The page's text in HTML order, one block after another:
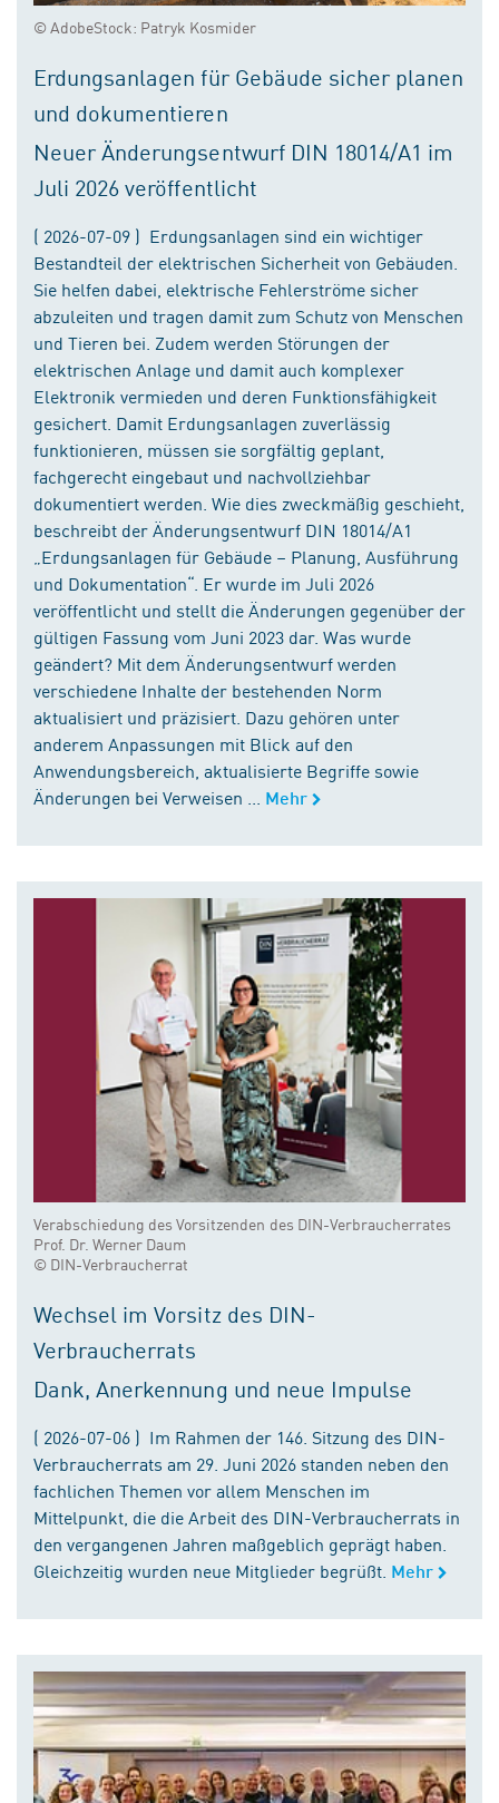
© AdobeStock: Patryk Kosmider
Erdungsanlagen für Gebäude sicher planen
und dokumentieren
Neuer Änderungsentwurf DIN 18014/A1 im
Juli 2026 veröffentlicht
( 2026-07-09 ) Erdungsanlagen sind ein wichtiger
Bestandteil der elektrischen Sicherheit von Gebäuden.
Sie helfen dabei, elektrische Fehlerströme sicher
abzuleiten und tragen damit zum Schutz von Menschen
und Tieren bei. Zudem werden Störungen der
elektrischen Anlage und damit auch komplexer
Elektronik vermieden und deren Funktionsfähigkeit
gesichert. Damit Erdungsanlagen zuverlässig
funktionieren, müssen sie sorgfältig geplant,
fachgerecht eingebaut und nachvollziehbar
dokumentiert werden. Wie dies zweckmäßig geschieht,
beschreibt der Änderungsentwurf DIN 18014/A1
„Erdungsanlagen für Gebäude – Planung, Ausführung
und Dokumentation“. Er wurde im Juli 2026
veröffentlicht und stellt die Änderungen gegenüber der
gültigen Fassung vom Juni 2023 dar. Was wurde
geändert? Mit dem Änderungsentwurf werden
verschiedene Inhalte der bestehenden Norm
aktualisiert und präzisiert. Dazu gehören unter
anderem Anpassungen mit Blick auf den
Anwendungsbereich, aktualisierte Begriffe sowie
Änderungen bei Verweisen ...
Mehr
Verabschiedung des Vorsitzenden des DIN-Verbraucherrates
Prof. Dr. Werner Daum
© DIN-Verbraucherrat
Wechsel im Vorsitz des DIN-
Verbraucherrats
Dank, Anerkennung und neue Impulse
( 2026-07-06 ) Im Rahmen der 146. Sitzung des DIN-
Verbraucherrats am 29. Juni 2026 standen neben den
fachlichen Themen vor allem Menschen im
Mittelpunkt, die die Arbeit des DIN-Verbraucherrats in
den vergangenen Jahren maßgeblich geprägt haben.
Gleichzeitig wurden neue Mitglieder begrüßt. Mehr